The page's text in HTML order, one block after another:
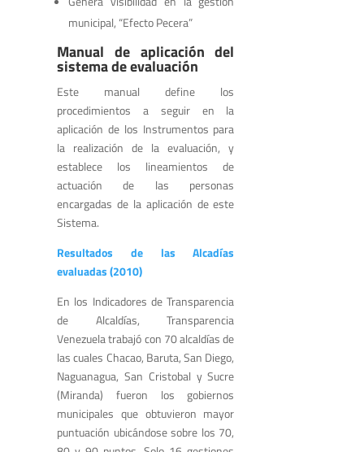
municipal, “Efecto Pecera”
Manual de aplicación del
sistema de evaluación
Este manual define los
procedimientos a seguir en la
aplicación de los Instrumentos para
la realización de la evaluación, y
establece los lineamientos de
actuación de las personas
encargadas de la aplicación de este
Sistema.
Resultados de las Alcadías
evaluadas (2010)
En los Indicadores de Transparencia
de Alcaldías, Transparencia
Venezuela trabajó con 70 alcaldías de
las cuales Chacao, Baruta, San Diego,
Naguanagua, San Cristobal y Sucre
(Miranda) fueron los gobiernos
municipales que obtuvieron mayor
puntuación ubicándose sobre los 70,